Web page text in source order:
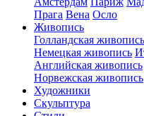
Прага Вена Осло
Живопись
Голландская живопись
Немецкая живопись
Английская живопись
Норвежская живопись
Художники
Скульптура